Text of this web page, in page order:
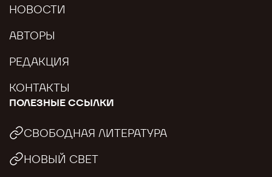
НОВОСТИ
АВТОРЫ
РЕДАКЦИЯ
КОНТАКТЫ
ПОЛЕЗНЫЕ ССЫЛКИ
СВОБОДНАЯ ЛИТЕРАТУРА
НОВЫЙ СВЕТ